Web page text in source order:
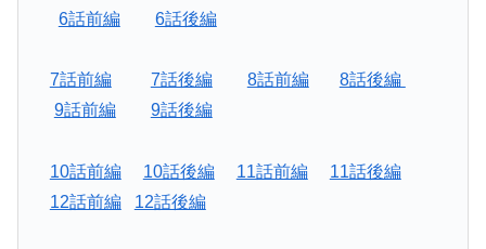
6話前編 6話後編
7話前編 7話後編 8話前編
8話後編
9話前編
9話後編
10話前編 10話後編 11話前編
11話後編
12話前編
12話後編